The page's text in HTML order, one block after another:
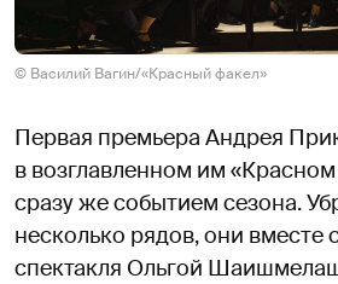
© Василий Вагин/«Красный факел»
Первая премьера Андрея
в возглавленном им «Красном
сразу же событием сезона.
несколько рядов, они вместе
спектакля Ольгой